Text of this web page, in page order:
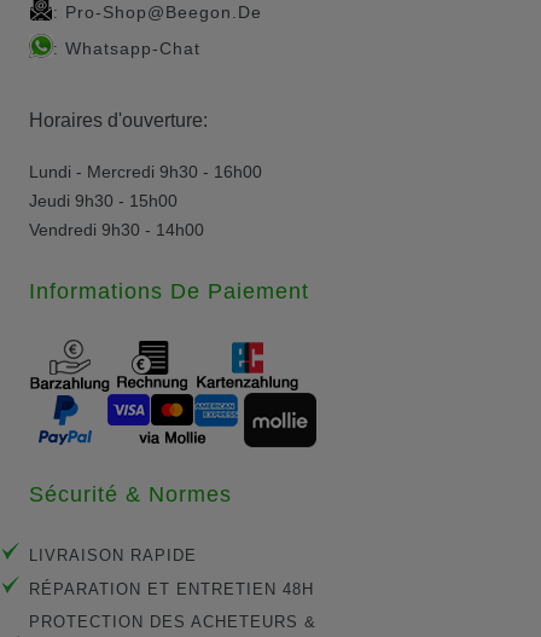
: Pro-Shop@beegon.de
: Whatsapp-Chat
Horaires d'ouverture:
Lundi - Mercredi 9h30 - 16h00
Jeudi 9h30 - 15h00
Vendredi 9h30 - 14h00
Informations De Paiement
Sécurité & Normes
LIVRAISON RAPIDE
RÉPARATION ET ENTRETIEN 48H
PROTECTION DES ACHETEURS &